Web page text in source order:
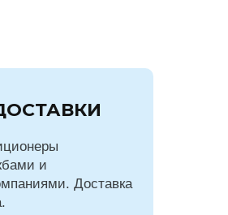
и
Доставка